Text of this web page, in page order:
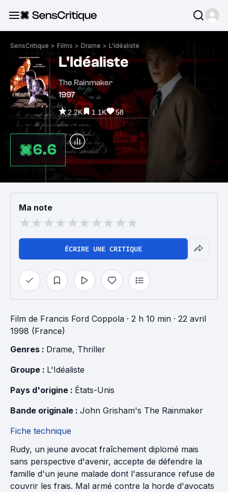
SensCritique > Films > Drame > L'Idéaliste
L'Idéaliste
The Rainmaker
1997
2.2K 1.1K 58
6.6
Ma note
ÉCRIRE UNE CRITIQUE
Film de Francis Ford Coppola · 2 h 10 min · 22 avril
1998 (France)
Genres : Drame, Thriller
Groupe : L'Idéaliste
Pays d'origine : États-Unis
Bande originale : John Grisham's The Rainmaker
Fiche technique
Rudy, un jeune avocat fraîchement diplomé mais
sans perspective d'avenir, accepte de défendre la
famille d'un jeune malade dont l'assurance refuse de
couvrir les frais. Mal armé contre la horde d'avocats